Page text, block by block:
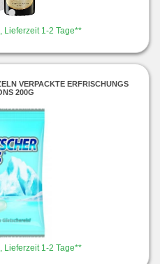
Lieferzeit 1-2 Tage**
VERPACKTE ERFRISCHUNGS
200G
Lieferzeit 1-2 Tage**